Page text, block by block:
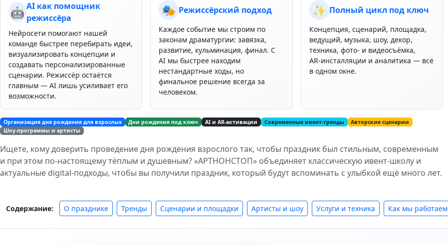
🤖 AI как помощник
режиссёра
Нейросети помогают нашей
команде быстрее перебирать идеи,
визуализировать концепции и
создавать персонализированные
сценарии. Режиссёр остаётся
главным — AI лишь усиливает его
возможности.
🎭 Режиссёрский подход
Каждое событие мы строим по
законам драматургии: завязка,
развитие, кульминация, финал. С
AI мы быстрее находим
нестандартные ходы, но
финальное решение всегда за
человеком.
✨ Полный цикл под ключ
Концепция, сценарий, площадка,
ведущий, музыка, шоу, декор,
техника, фото‑ и видеосъёмка,
AR‑инсталляции и аналитика — всё
в одном окне.
Организация дня рождения для взрослых Дни рождения под ключ AI и AR‑активации Современные ивент‑тренды
Авторские сценарии
Шоу‑программы и артисты
Ищете, кому доверить проведение дня рождения взрослого так, чтобы праздник был стильным, современным
и при этом по‑настоящему тёплым и душевным? «АРТНОНСТОП» объединяет классическую ивент‑школу и
актуальные digital‑подходы, чтобы вы получили праздник, который будут вспоминать с улыбкой ещё много лет.
Содержание: О празднике Тренды Сценарии и площадки Артисты и шоу Услуги и техника Как мы работаем